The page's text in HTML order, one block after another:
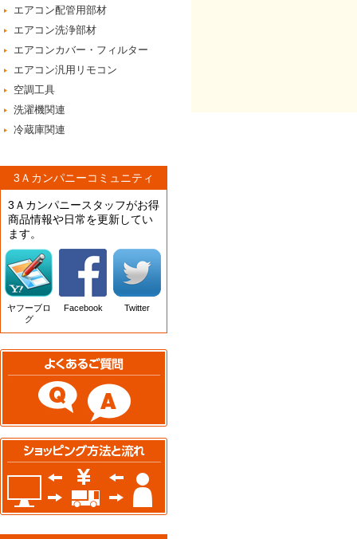
エアコン配管用部材
エアコン洗浄部材
エアコンカバー・フィルター
エアコン汎用リモコン
空調工具
洗濯機関連
冷蔵庫関連
3Ａカンパニーコミュニティ
3Ａカンパニースタッフがお得
商品情報や日常を更新してい
ます。
ヤフーブロ
グ
Facebook Twitter